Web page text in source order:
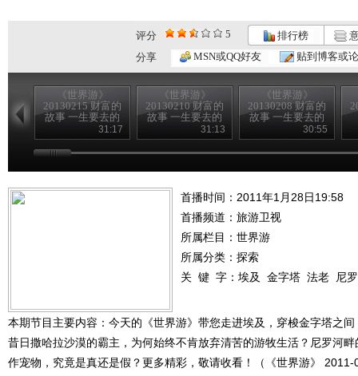
评分 5 排行榜
分享
MSN或QQ好友 贴到博客或
《世界游》
20130215 财富的
故事 一生要去的
31:17
《世界游》
20130210 财富的
故事 一生要去的
31:13
《世界游》
20130208 财富的
故事 一生要去的
30:55
首播时间：2011年1月28日19:58
首播频道： 旅游卫视
所属栏目： 世界游
所属分类：探索
关 键 字： 埃及 金字塔 法老 尼
本期节目主要内容：今天的《世界游》带您走进埃及，穿梭金字塔之
昔日撒哈拉沙漠的霸主，为何始终不肯放弃清苦的游牧生活？尼罗河
作宠物，究竟是真还是假？更多精彩，敬请收看！（《世界游》 2011-